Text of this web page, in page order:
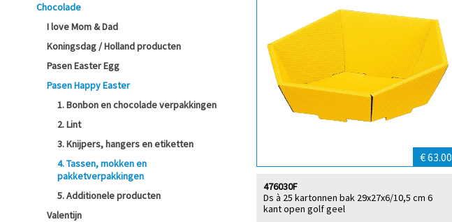
Chocolade
I love Mom & Dad
Koningsdag / Holland producten
Pasen Easter Egg
Pasen Happy Easter
1. Bonbon en chocolade verpakkingen
2. Lint
3. Knijpers, hangers en etiketten
4. Tassen, mokken en
pakketverpakkingen
5. Additionele producten
Valentijn
€ 63.00
Ds à 25 kartonnen bak 29x27x6/10,5 cm 6
kant open golf geel
476030F